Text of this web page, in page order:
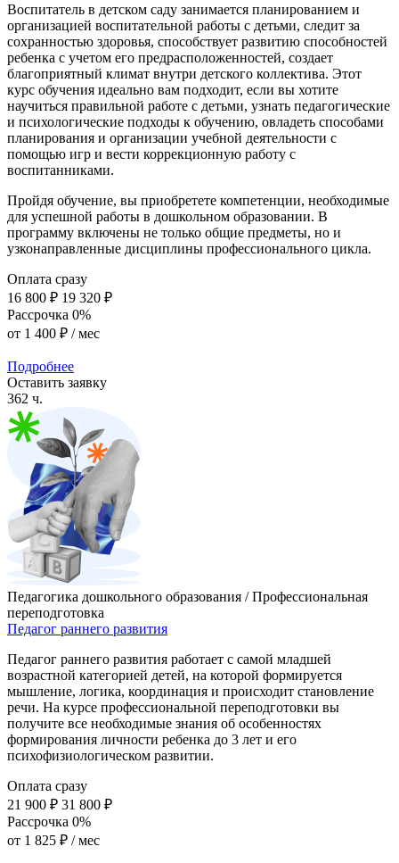
Воспитатель в детском саду занимается планированием и
организацией воспитательной работы с детьми, следит за
сохранностью здоровья, способствует развитию способностей
ребенка с учетом его предрасположенностей, создает
благоприятный климат внутри детского коллектива. Этот
курс обучения идеально вам подходит, если вы хотите
научиться правильной работе с детьми, узнать педагогические
и психологические подходы к обучению, овладеть способами
планирования и организации учебной деятельности с
помощью игр и вести коррекционную работу с
воспитанниками.
Пройдя обучение, вы приобретете компетенции, необходимые
для успешной работы в дошкольном образовании. В
программу включены не только общие предметы, но и
узконаправленные дисциплины профессионального цикла.
Оплата сразу
16 800 ₽ 19 320 ₽
Рассрочка 0%
от 1 400 ₽ / мес
Подробнее
Оставить заявку
362 ч.
Педагогика дошкольного образования / Профессиональная
переподготовка
Педагог раннего развития
Педагог раннего развития работает с самой младшей
возрастной категорией детей, на которой формируется
мышление, логика, координация и происходит становление
речи. На курсе профессиональной переподготовки вы
получите все необходимые знания об особенностях
формирования личности ребенка до 3 лет и его
психофизиологическом развитии.
Оплата сразу
21 900 ₽ 31 800 ₽
Рассрочка 0%
от 1 825 ₽ / мес